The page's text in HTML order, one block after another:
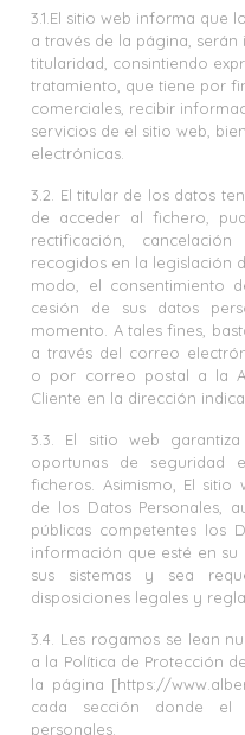
3.1.El sitio web informa que
a través de la página,
titularidad, consintiendo
tratamiento, que tiene por
comerciales, recibir
servicios de el sitio web,
electrónicas.
3.2. El titular de los datos
de acceder al fichero,
rectificación,
recogidos en la legislación
modo, el consentimiento
cesión de sus datos
momento. A tales fines,
a través del correo
o por correo postal a la
Cliente en la dirección
3.3. El sitio web
oportunas de seguridad
ficheros. Asimismo, El
de los Datos Personales,
públicas competentes los
información que esté en
sus sistemas y sea
disposiciones legales y
3.4. Les rogamos se lean
a la Política de Protección
la página [https://
cada sección donde el
personales.